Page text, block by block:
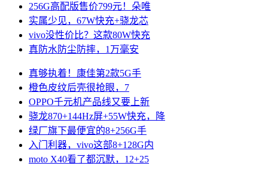
256G高配版售价799元！朵唯
实属少见，67W快充+骁龙芯
vivo没性价比？这款80W快充
真防水防尘防摔，1万毫安
真够执着！康佳第2款5G手
橙色皮纹后壳很抢眼，7
OPPO千元机产品线又要上新
骁龙870+144Hz屏+55W快充，降
绿厂旗下最便宜的8+256G手
入门利器，vivo这部8+128G内
moto X40看了都沉默，12+25